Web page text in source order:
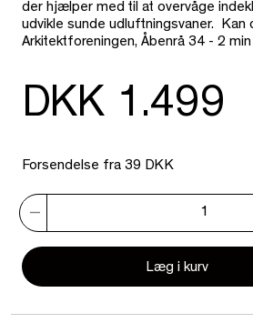
der hjælper med til at overvåge
udvikle sunde udluftningsvaner. Kan
Arkitektforeningen, Åbenrå 34 - 2
DKK 1.499
Forsendelse fra 39 DKK
Læg i kurv